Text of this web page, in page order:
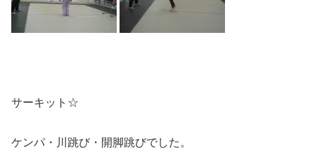
サーキット☆
ケンパ・川跳び・開脚跳びでした。